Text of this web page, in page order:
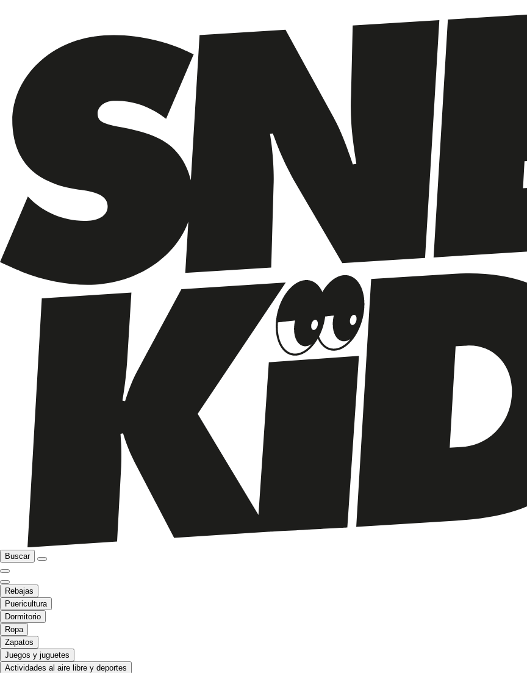
Buscar
Rebajas
Puericultura
Dormitorio
Ropa
Zapatos
Juegos y juguetes
Actividades al aire libre y deportes